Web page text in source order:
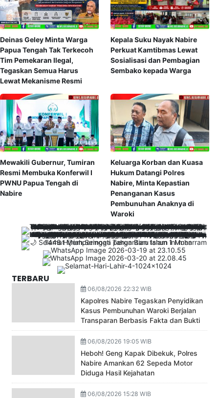
Deinas Geley Minta Warga
Papua Tengah Tak Terkecoh
Tim Pemekaran Ilegal,
Tegaskan Semua Harus
Lewat Mekanisme Resmi
Kepala Suku Nayak Nabire
Perkuat Kamtibmas Lewat
Sosialisasi dan Pembagian
Sembako kepada Warga
Mewakili Gubernur, Tumiran
Resmi Membuka Konferwil I
PWNU Papua Tengah di
Nabire
Keluarga Korban dan Kuasa
Hukum Datangi Polres
Nabire, Minta Kepastian
Penanganan Kasus
Pembunuhan Anaknya di
Waroki
TERBARU
06/08/2026 22:32 WIB
Kapolres Nabire Tegaskan Penyidikan
Kasus Pembunuhan Waroki Berjalan
Transparan Berbasis Fakta dan Bukti
06/08/2026 19:05 WIB
Heboh! Geng Kapak Dibekuk, Polres
Nabire Amankan 62 Sepeda Motor
Diduga Hasil Kejahatan
06/08/2026 15:28 WIB